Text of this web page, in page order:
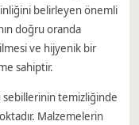
belirleyen önemli
doğru oranda
ve hijyenik bir
sahiptir.
sebillerinin temizliğinde
Malzemelerin